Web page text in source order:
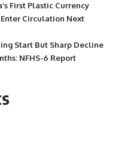
First Plastic Currency
Circulation Next
Start But Sharp Decline
NFHS-6 Report